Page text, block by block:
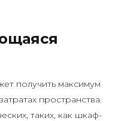
получить максимум
пространства.
таких, как шкаф-